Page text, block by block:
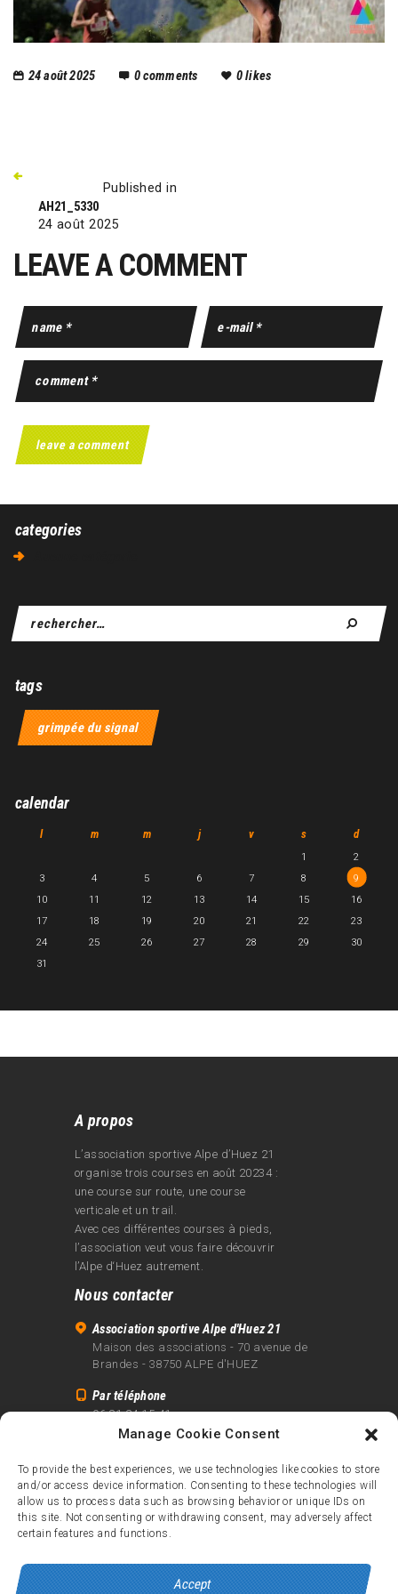
Manage Cookie Consent
To provide the best experiences, we use technologies like cookies to store
and/or access device information. Consenting to these technologies will
allow us to process data such as browsing behavior or unique IDs on
this site. Not consenting or withdrawing consent, may adversely affect
certain features and functions.
Accept
24 août 2025 0comments 0likes
Published in
AH21_5330
24 août 2025
LEAVE A COMMENT
categories
tags
grimpée du signal
calendar
l m m j v s d
1
2
3
4 5 6 7 8
9
10
11 12 13 14 15
16
17
18 19 20 21 22
23
24
25 26 27 28 29
30
31
A propos
L’association sportive Alpe d’Huez 21
organise trois courses en août 20234 :
une course sur route, une course
verticale et un trail.
Avec ces différentes courses à pieds,
l’association veut vous faire découvrir
l’Alpe d‘Huez autrement.
Nous contacter
Association sportive Alpe d'Huez 21
Maison des associations - 70 avenue de
Brandes - 38750 ALPE d'HUEZ
Par téléphone
06 81 24 15 41
info@alpe21.fr
Mentions légales
Contact
crédits